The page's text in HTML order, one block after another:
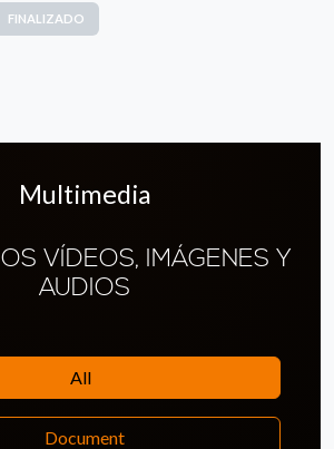
FINALIZADO
Multimedia
VÍDEOS, IMÁGENES Y
AUDIOS
All
Document